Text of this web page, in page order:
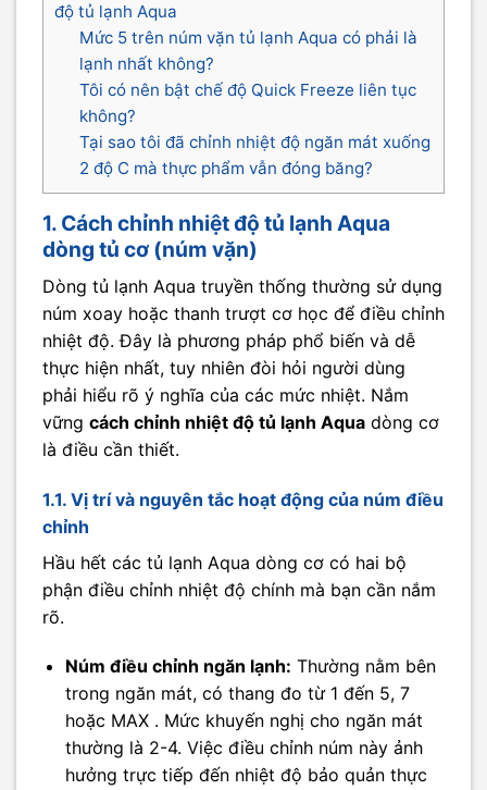
độ tủ lạnh Aqua
Mức 5 trên núm vặn tủ lạnh Aqua có phải là
lạnh nhất không?
Tôi có nên bật chế độ Quick Freeze liên tục
không?
Tại sao tôi đã chỉnh nhiệt độ ngăn mát xuống
2 độ C mà thực phẩm vẫn đóng băng?
1. Cách chỉnh nhiệt độ tủ lạnh Aqua
dòng tủ cơ (núm vặn)
Dòng tủ lạnh Aqua truyền thống thường sử dụng
núm xoay hoặc thanh trượt cơ học để điều chỉnh
nhiệt độ. Đây là phương pháp phổ biến và dễ
thực hiện nhất, tuy nhiên đòi hỏi người dùng
phải hiểu rõ ý nghĩa của các mức nhiệt. Nắm
vững cách chỉnh nhiệt độ tủ lạnh Aqua dòng cơ
là điều cần thiết.
1.1. Vị trí và nguyên tắc hoạt động của núm điều
chỉnh
Hầu hết các tủ lạnh Aqua dòng cơ có hai bộ
phận điều chỉnh nhiệt độ chính mà bạn cần nắm
rõ.
Núm điều chỉnh ngăn lạnh: Thường nằm bên
trong ngăn mát, có thang đo từ 1 đến 5, 7
hoặc MAX . Mức khuyến nghị cho ngăn mát
thường là 2-4. Việc điều chỉnh núm này ảnh
hưởng trực tiếp đến nhiệt độ bảo quản thực